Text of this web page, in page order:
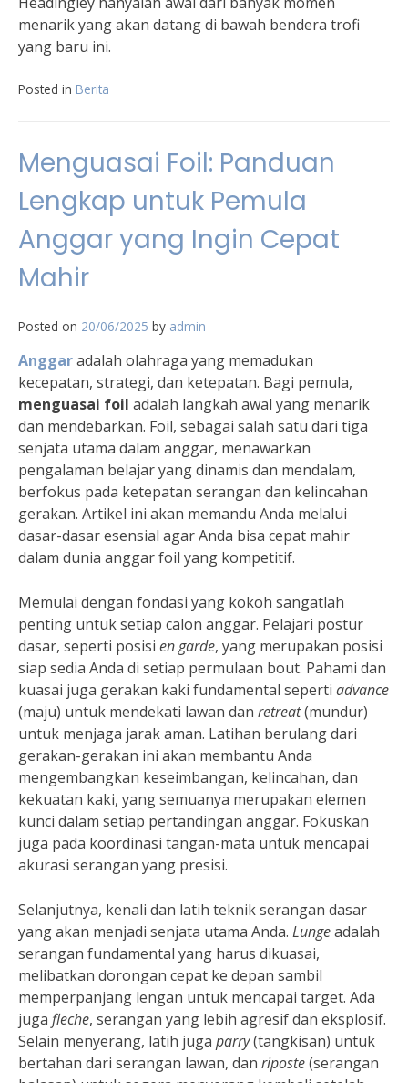
menarik yang akan datang di bawah bendera trofi
yang baru ini.
Posted in Berita
Menguasai Foil: Panduan
Lengkap untuk Pemula
Anggar yang Ingin Cepat
Mahir
Posted on 20/06/2025 by admin
Anggaradalah olahraga yang memadukan
kecepatan, strategi, dan ketepatan. Bagi pemula,
menguasai foil adalah langkah awal yang menarik
dan mendebarkan. Foil, sebagai salah satu dari tiga
senjata utama dalam anggar, menawarkan
pengalaman belajar yang dinamis dan mendalam,
berfokus pada ketepatan serangan dan kelincahan
gerakan. Artikel ini akan memandu Anda melalui
dasar-dasar esensial agar Anda bisa cepat mahir
dalam dunia anggar foil yang kompetitif.
Memulai dengan fondasi yang kokoh sangatlah
penting untuk setiap calon anggar. Pelajari postur
dasar, seperti posisi en garde, yang merupakan posisi
siap sedia Anda di setiap permulaan bout. Pahami dan
kuasai juga gerakan kaki fundamental seperti advance
(maju) untuk mendekati lawan dan retreat(mundur)
untuk menjaga jarak aman. Latihan berulang dari
gerakan-gerakan ini akan membantu Anda
mengembangkan keseimbangan, kelincahan, dan
kekuatan kaki, yang semuanya merupakan elemen
kunci dalam setiap pertandingan anggar. Fokuskan
juga pada koordinasi tangan-mata untuk mencapai
akurasi serangan yang presisi.
Selanjutnya, kenali dan latih teknik serangan dasar
yang akan menjadi senjata utama Anda. Lungeadalah
serangan fundamental yang harus dikuasai,
melibatkan dorongan cepat ke depan sambil
memperpanjang lengan untuk mencapai target. Ada
juga fleche, serangan yang lebih agresif dan eksplosif.
Selain menyerang, latih juga parry(tangkisan) untuk
bertahan dari serangan lawan, dan riposte(serangan